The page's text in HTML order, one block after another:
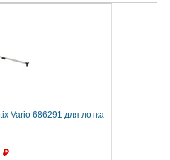
Vario 686291 для лотка
₽